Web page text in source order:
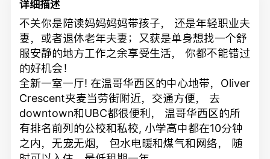
详细描述
不关你是陪读妈妈妈妈带孩子， 还是年轻职业夫
妻，或者退休老年夫妻；又获是单身想找一个舒
服安静的地方工作之余享受生活， 你都不能错过
的好机会！
全新一室一厅! 在温哥华西区的中心地带，Oliver
Crescent夹麦当劳街附近，交通方便， 去
downtown和UBC都很便利， 温哥华西区的所
有排名前列的公校和私校, 小学高中都在10分钟
之内，无宠无烟， 包水电暖和煤气和网络， 随